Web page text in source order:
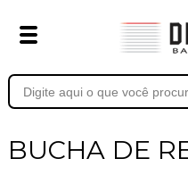
BUCHA DE